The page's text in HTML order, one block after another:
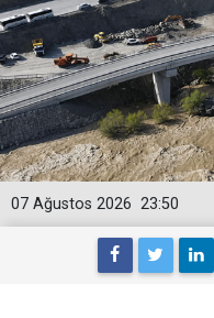
23:50
07 Ağustos 2026